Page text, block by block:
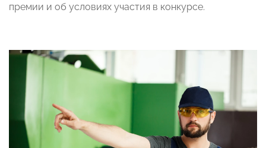
премии и об условиях участия в конкурсе.